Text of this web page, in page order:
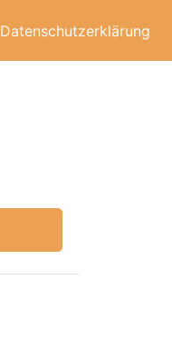
Datenschutzerklärung